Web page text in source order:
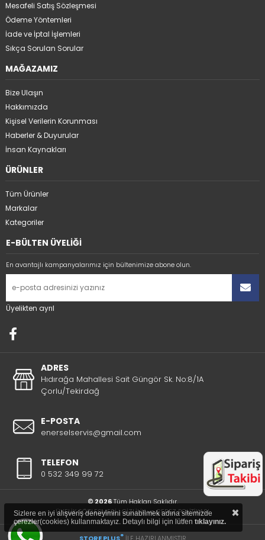
Mesafeli Satış Sözleşmesi
Ödeme Yöntemleri
İade ve İptal İşlemleri
Sıkça Sorulan Sorular
MAĞAZAMIZ
Bize Ulaşın
Hakkımızda
Kişisel Verilerin Korunması
Haberler & Duyurular
İnsan Kaynakları
ÜRÜNLER
Tüm Ürünler
Markalar
Kategoriler
E-BÜLTEN ÜYELİĞİ
En avantajlı kampanyalarımız için bültenimize abone olun.
Üyelikten ayrıl
ADRES
Hıdırağa Mahallesi Sait Güngör Sk. No:8/1A
Çorlu/Tekirdağ
E-POSTA
enerselservis@gmail.com
TELEFON
0 532 349 99 72
© 2026Tüm Hakları Saklıdır.
ÜYELİK SÖZLEŞMESİ|GİZLİLİK ve ÇEREZ POLİTİKASI
®
Sizlere en iyi alışveriş deneyimini sunabilmek adına sitemizde
çerezler(cookies) kullanmaktayız. Detaylı bilgi için lütfen tıklayınız. ×